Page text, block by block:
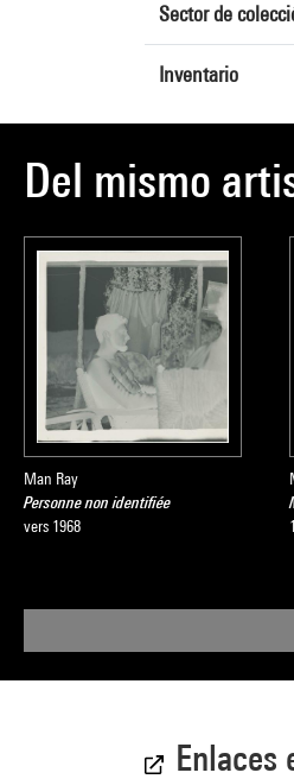
Sector de
Inventario
Del mismo
Man Ray
Personne non identifiée
vers 1968
Enlaces